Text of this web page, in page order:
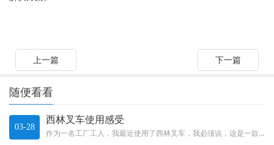
上一篇 下一篇
随便看看
03-28
西林叉车使用感受
作为一名工厂工人，我最近使用了西林叉车，我必须说，这是一款非常出色的设备。首先，西林叉车的操作非常简单。它配备了易于理解...